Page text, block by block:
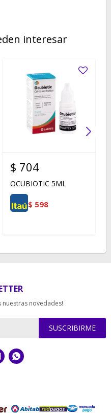
interesar
$ 704
OCUBIOTIC 5ML
$ 598
nuestras novedades!
SUSCRIBIRME
